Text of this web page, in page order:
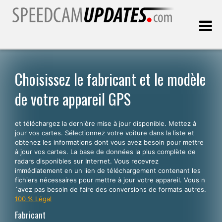
Clients
CHOISISSEZ VOTRE LANGUE
Français
English
Español
Português
Deutsch
Choisissez le fabricant et le modèle
de votre appareil GPS
et téléchargez la dernière mise à jour disponible. Mettez à
jour vos cartes. Sélectionnez votre voiture dans la liste et
obtenez les informations dont vous avez besoin pour mettre
à jour vos cartes. La base de données la plus complète de
radars disponibles sur Internet. Vous recevrez
immédiatement en un lien de téléchargement contenant les
fichiers nécessaires pour mettre à jour votre appareil. Vous n
´avez pas besoin de faire des conversions de formats autres.
100 % Légal
Fabricant